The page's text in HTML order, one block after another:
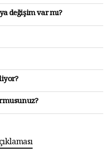
değişim var mı?